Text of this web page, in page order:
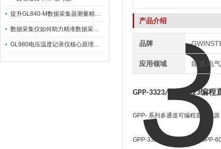
提升GL840-M数据采集器测量精度的操作秘籍
数据采集仪如何助力精准数据采集与分析？​
GL980电压温度记录仪核心原理及行业应用
产品介绍
品牌
应用领域 能源,电气
GPP-3323/GPP-4323编程
GPP- 系列多通道可编程直流电
GPP-3323 GPP-